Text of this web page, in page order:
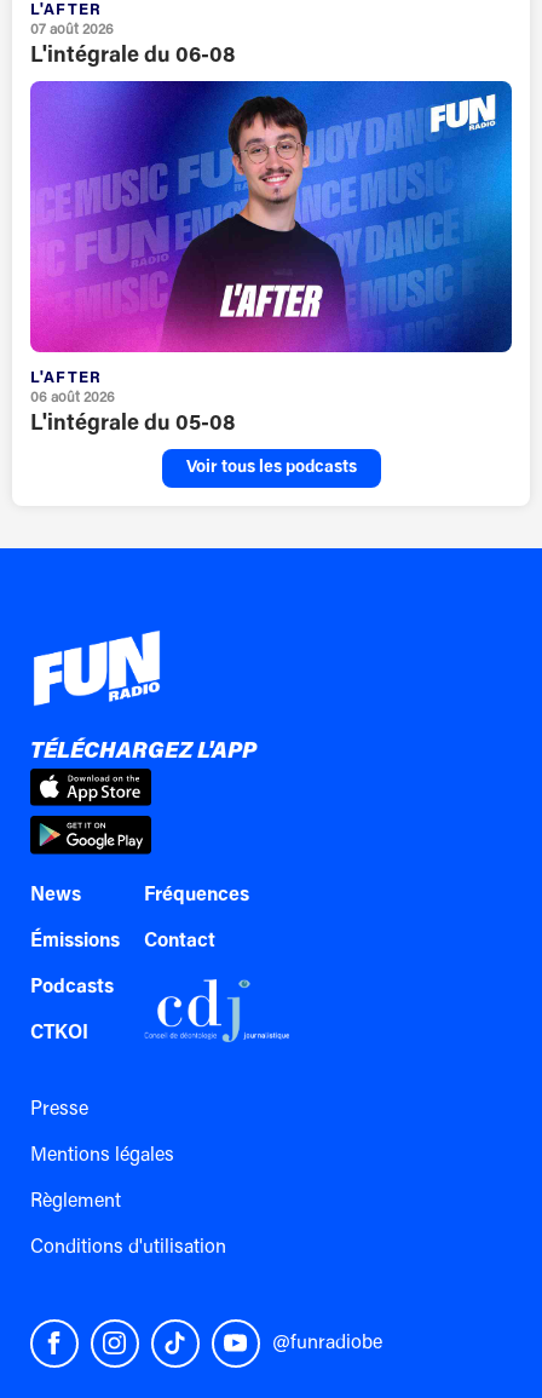
L'AFTER
07 août 2026
L'intégrale du 06-08
L'AFTER
06 août 2026
L'intégrale du 05-08
Voir tous les podcasts
TÉLÉCHARGEZ L'APP
News
Émissions
Podcasts
CTKOI
Fréquences
Contact
Presse
Mentions légales
Règlement
Conditions d'utilisation
@funradiobe